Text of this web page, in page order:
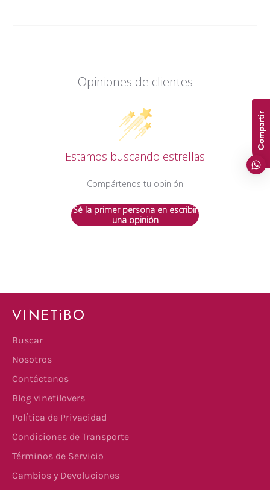
Opiniones de clientes
¡Estamos buscando estrellas!
Compártenos tu opinión
Sé la primer persona en escribir
una opinión
VINETiBO
Buscar
Nosotros
Contáctanos
Blog vinetilovers
Política de Privacidad
Condiciones de Transporte
Términos de Servicio
Cambios y Devoluciones
Compartir